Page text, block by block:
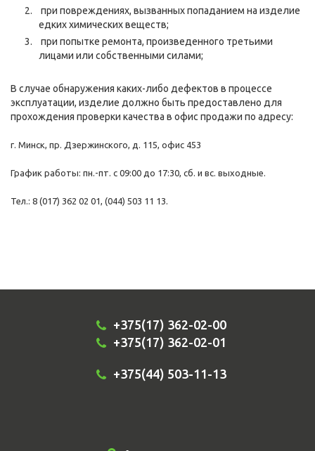
при повреждениях, вызванных попаданием на изделие
едких химических веществ;
при попытке ремонта, произведенного третьими
лицами или собственными силами;
В случае обнаружения каких-либо дефектов в процессе
эксплуатации, изделие должно быть предоставлено для
прохождения проверки качества в офис продажи по адресу:
г. Минск, пр. Дзержинского, д. 115, офис 453
График работы: пн.-пт. с 09:00 до 17:30, сб. и вс. выходные.
Тел.: 8 (017) 362 02 01, (044) 503 11 13.
+375(17) 362-02-00
+375(17) 362-02-01
+375(44) 503-11-13